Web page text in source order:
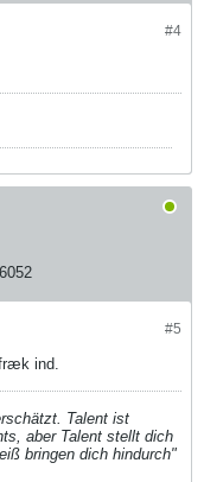
#4
#5
ind.
Talent ist
aber Talent stellt dich
bringen dich hindurch"